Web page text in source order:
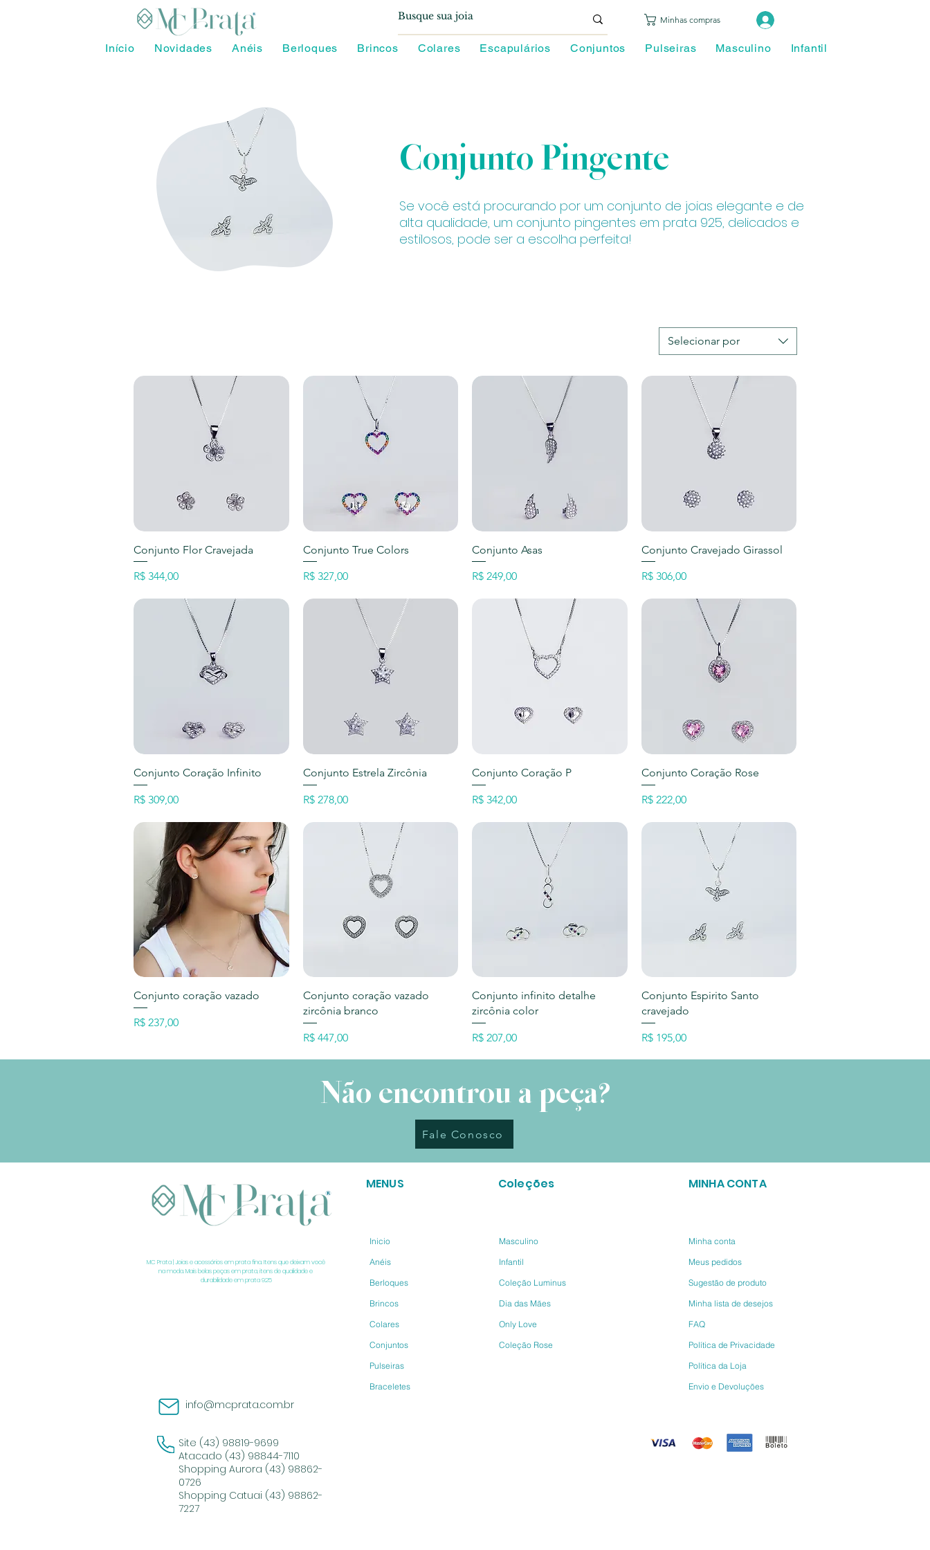
Minhas compras
Início Novidades Anéis Berloques Brincos Colares Escapulários Conjuntos Pulseiras Masculino Infantil
Conjunto Pingente
Se você está procurando por um conjunto de joias elegante e de
alta qualidade, um conjunto pingentes em prata 925, delicados e
estilosos, pode ser a escolha perfeita!
Selecionar por
Visualização rápida
Conjunto Flor Cravejada
Preço
R$ 344,00
Visualização rápida
Conjunto True Colors
Preço
R$ 327,00
Visualização rápida
Conjunto Asas
Preço
R$ 249,00
Visualização rápida
Conjunto Cravejado Girassol
Preço
R$ 306,00
Visualização rápida
Conjunto Coração Infinito
Preço
R$ 309,00
Visualização rápida
Conjunto Estrela Zircônia
Preço
R$ 278,00
Visualização rápida
Conjunto Coração P
Preço
R$ 342,00
Visualização rápida
Conjunto Coração Rose
Preço
R$ 222,00
Visualização rápida
Conjunto coração vazado
Preço
R$ 237,00
Visualização rápida
Conjunto coração vazado
zircônia branco
Preço
R$ 447,00
Visualização rápida
Conjunto infinito detalhe
zircônia color
Preço
R$ 207,00
Visualização rápida
Conjunto Espirito Santo
cravejado
Preço
R$ 195,00
Não encontrou a peça?
Fale Conosco
MC Prata | Joias e acessórios em prata fina. Itens que deixam você
na moda. Mais belas peças em prata, itens de qualidade e
durabilidade em prata 925
info@mcprata.com.br
Site (43) 98819-9699
Atacado (43) 98844-7110
Shopping Aurora (43) 98862-
0726
Shopping Catuai (43) 98862-
7227
MENUS
Inicio
Anéis
Berloques
Brincos
Colares
Conjuntos
Pulseiras
Braceletes
Coleções
Masculino
Infantil
Coleção Luminus
Dia das Mães
Only Love
Coleção Rose
MINHA CONTA
Minha conta
Meus pedidos
Sugestão de produto
Minha lista de desejos
FAQ
Política de Privacidade
Política da Loja
Envio e Devoluções